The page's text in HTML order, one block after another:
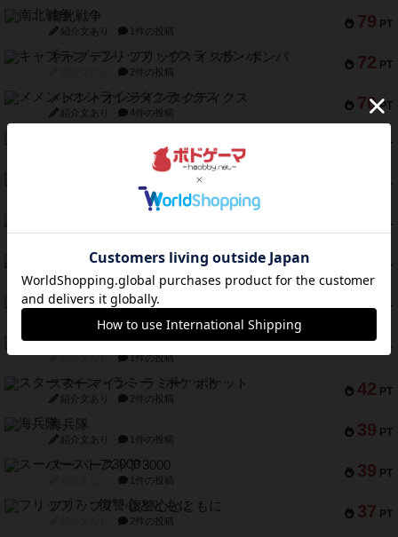
79 PT
南北戦争
紹介文あり 1件の投稿
72 PT
キャプテン・フリップ：イスラ・ボンバ
2件の投稿
70 PT
メメントオンラインタクティクス
紹介文あり 4件の投稿
PT
1件の投稿
PT
1件の投稿
PT
紹介文あり 1件の投稿
PT
ふたつの街の物語
紹介文あり 18件の投稿
50 PT
クランク! ：冒険者たち（拡張）
PT
とうほうの！
紹介文なし 1件の投稿
42 PT
スターマイン・ラミー ポケット
紹介文あり 2件の投稿
39 PT
海兵隊
紹介文あり 1件の投稿
39 PT
スーパーストア3000
1件の投稿
37 PT
フリップ７：復讐心とともに
2件の投稿